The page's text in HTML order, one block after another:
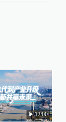
12:00